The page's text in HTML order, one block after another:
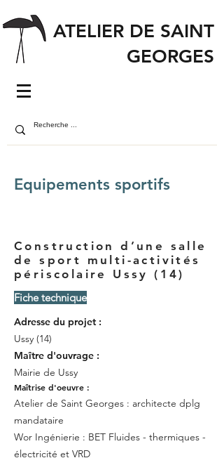
ATELIER DE SAINT
GEORGES
Equipements sportifs
Construction d’une salle
de sport multi-activités
périscolaire Ussy (14)
Fiche technique
Adresse du projet :
Ussy (14)
Maître d'ouvrage :
Mairie de Ussy
Maîtrise d'oeuvre :
Atelier de Saint Georges : architecte dplg
mandataire
Wor Ingénierie : BET Fluides - thermiques -
électricité et VRD